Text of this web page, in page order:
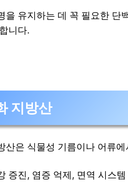
을 유지하는 데 꼭 필요한 단
니다.
지방산
산은 식물성 기름이나 어류
증진, 염증 억제, 면역 시스